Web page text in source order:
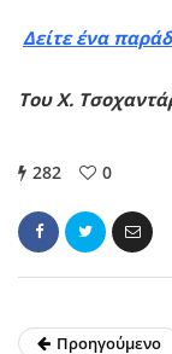
Δείτε ένα
Του Χ.
282 0
Προηγούμενο